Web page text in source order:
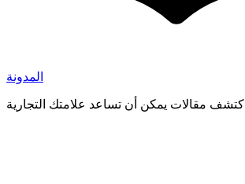
المدونة
اكتشف مقالات يمكن أن تساعد علامتك التجارية